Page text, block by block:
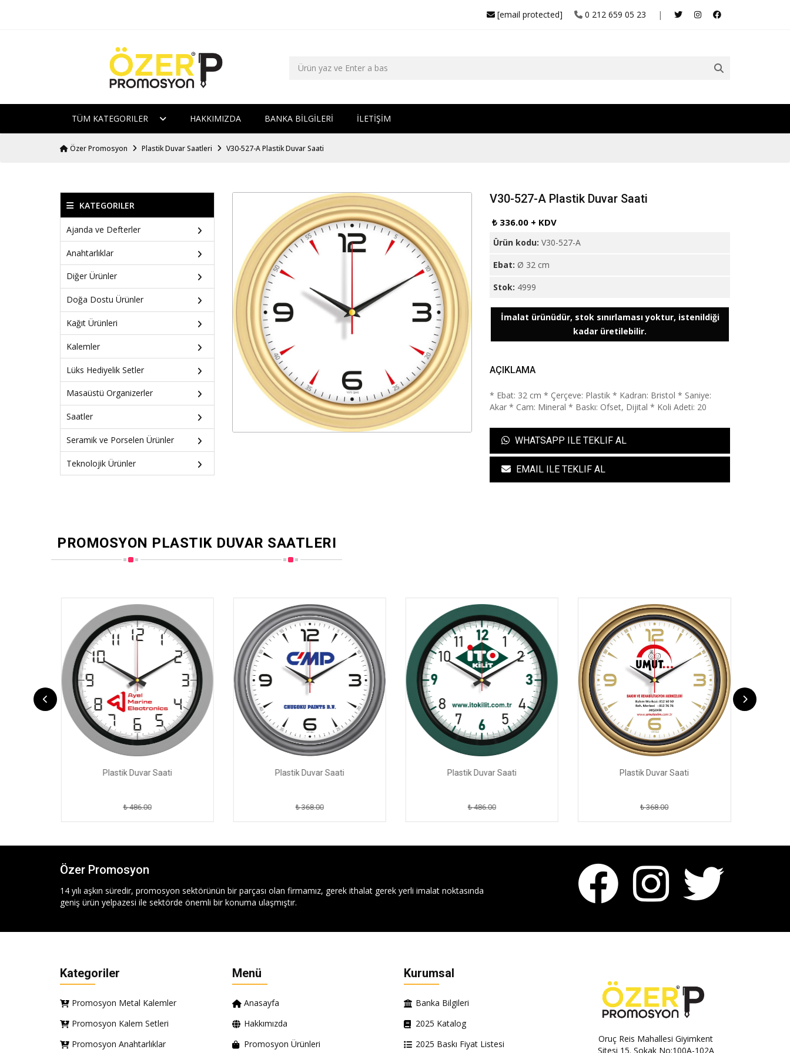
|
0 212 659 05 23
[email protected]
TÜM KATEGORILER HAKKIMIZDA BANKA BİLGİLERİ İLETİŞİM
Özer Promosyon Plastik Duvar Saatleri V30-527-A Plastik Duvar Saati
KATEGORILER
Ajanda ve Defterler
Anahtarlıklar
Diğer Ürünler
Doğa Dostu Ürünler
Kağıt Ürünleri
Kalemler
Lüks Hediyelik Setler
Masaüstü Organizerler
Saatler
Seramik ve Porselen Ürünler
Teknolojik Ürünler
V30-527-A Plastik Duvar Saati
₺ 336.00 + KDV
Ürün kodu:V30-527-A
Ebat: Ø 32 cm
Stok: 4999
İmalat ürünüdür, stok sınırlaması yoktur, istenildiği
kadar üretilebilir.
AÇIKLAMA
* Ebat: 32 cm * Çerçeve: Plastik * Kadran: Bristol * Saniye:
Akar * Cam: Mineral * Baskı: Ofset, Dijital * Koli Adeti: 20
WHATSAPP ILE TEKLIF AL
EMAIL ILE TEKLIF AL
PROMOSYON PLASTIK DUVAR SAATLERI
Plastik Duvar Saati
₺ 486.00
Plastik Duvar Saati
₺ 368.00
Plastik Duvar Saati
₺ 486.00
Plastik Duvar Saati
₺ 368.00
Özer Promosyon
14 yılı aşkın süredir, promosyon sektörünün bir parçası olan firmamız, gerek ithalat gerek yerli imalat noktasında
geniş ürün yelpazesi ile sektörde önemli bir konuma ulaşmıştır.
Kategoriler
Promosyon Metal Kalemler
Promosyon Kalem Setleri
Promosyon Anahtarlıklar
Menü
Anasayfa
Hakkımızda
Promosyon Ürünleri
Kurumsal
Banka Bilgileri
2025 Katalog
2025 Baskı Fiyat Listesi
Oruç Reis Mahallesi Giyimkent
Sitesi 15. Sokak No:100A-102A